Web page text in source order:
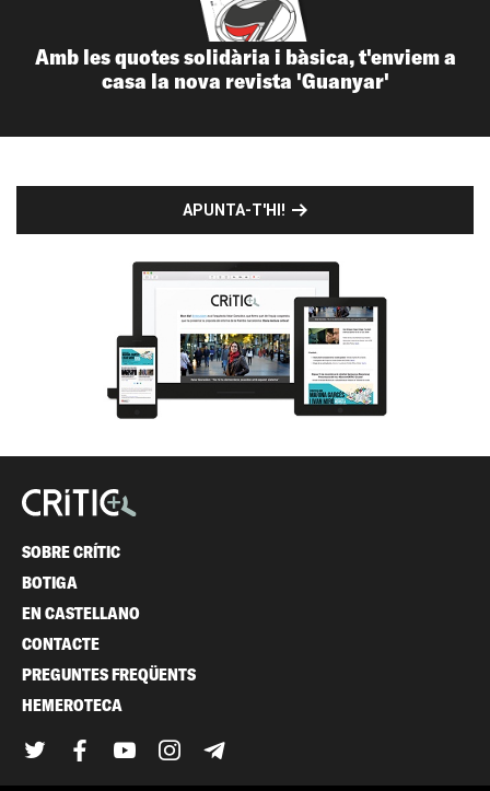
Amb les quotes solidària i bàsica, t'enviem a
casa la nova revista 'Guanyar'
APUNTA-T'HI!
SOBRE CRÍTIC
BOTIGA
EN CASTELLANO
CONTACTE
PREGUNTES FREQÜENTS
HEMEROTECA
TwitterFacebook
YouTubeInstagram